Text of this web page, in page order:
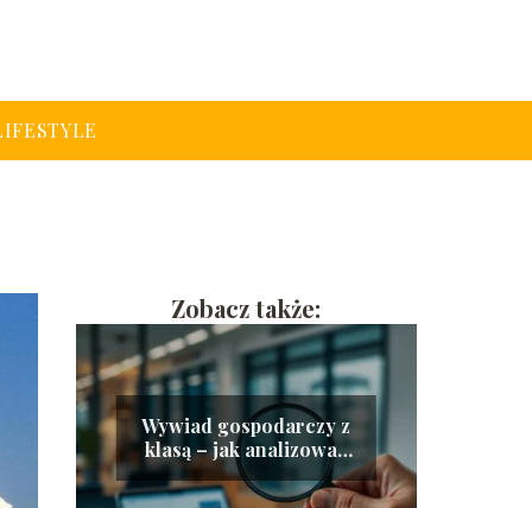
Zobacz także:
Wywiad gospodarczy z
klasą – jak analizować
konkurencję legalnie i
skutecznie